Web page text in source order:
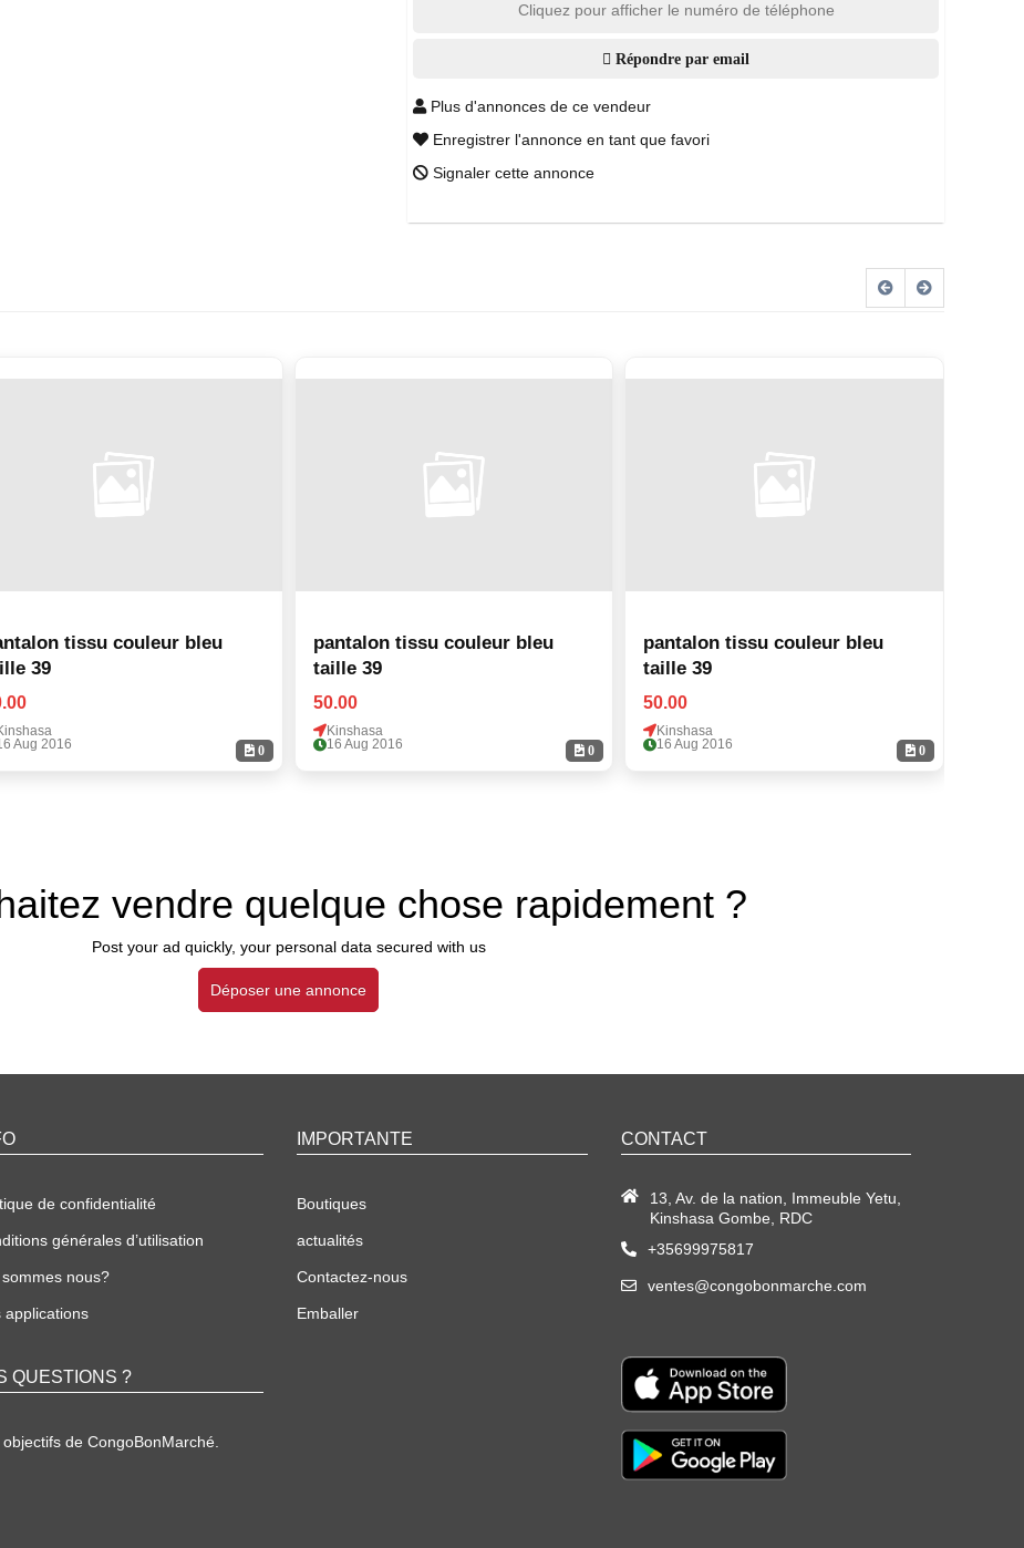
Cliquez pour afficher le numéro de téléphone
Répondre par email
Plus d'annonces de ce vendeur
Enregistrer l'annonce en tant que favori
Signaler cette annonce
0
tissu couleur bleu
39
Aug 2016
0
pantalon tissu couleur bleu
taille 39
50.00
Kinshasa
16 Aug 2016
0
pantalon tissu couleur bleu
taille 39
50.00
Kinshasa
16 Aug 2016
vendre quelque chose rapidement ?
Post your ad quickly, your personal data secured with us
Déposer une annonce
de confidentialité
générales d’utilisation
nous?
applications
QUESTIONS ?
objectifs de CongoBonMarché.
IMPORTANTE
Boutiques
actualités
Contactez-nous
Emballer
CONTACT
13, Av. de la nation, Immeuble Yetu,
Kinshasa Gombe, RDC
+35699975817
ventes@congobonmarche.com